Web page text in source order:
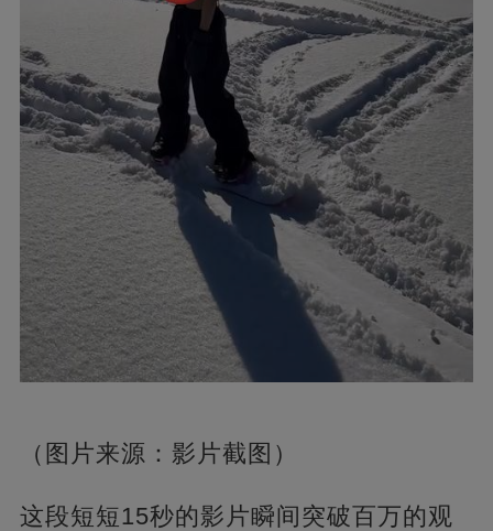
（图片来源：影片截图）
这段短短15秒的影片瞬间突破百万的观